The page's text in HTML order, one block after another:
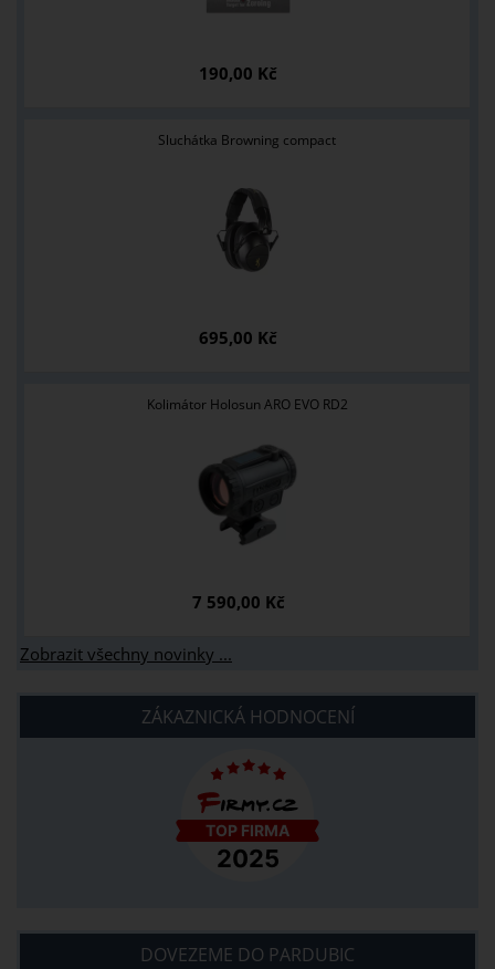
190,00 Kč
Sluchátka Browning compact
695,00 Kč
Kolimátor Holosun ARO EVO RD2
7 590,00 Kč
Zobrazit všechny novinky ...
ZÁKAZNICKÁ HODNOCENÍ
DOVEZEME DO PARDUBIC